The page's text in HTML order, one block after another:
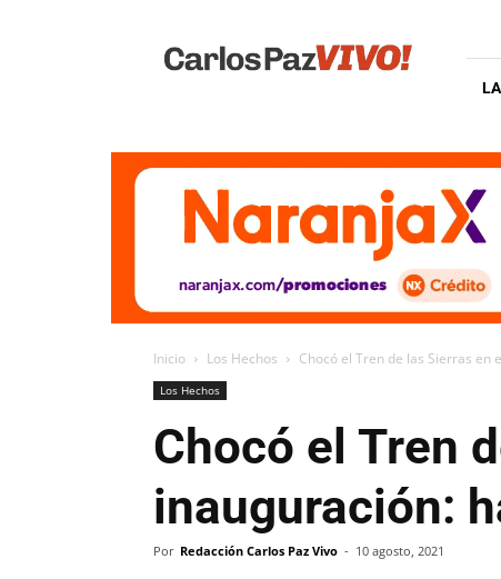
Vivo
Inicio Los Hechos Chocó el Tren de las Sierras en
Los Hechos
Chocó el Tren
inauguración:
Por Redacción Carlos Paz Vivo - 10 agosto, 2021